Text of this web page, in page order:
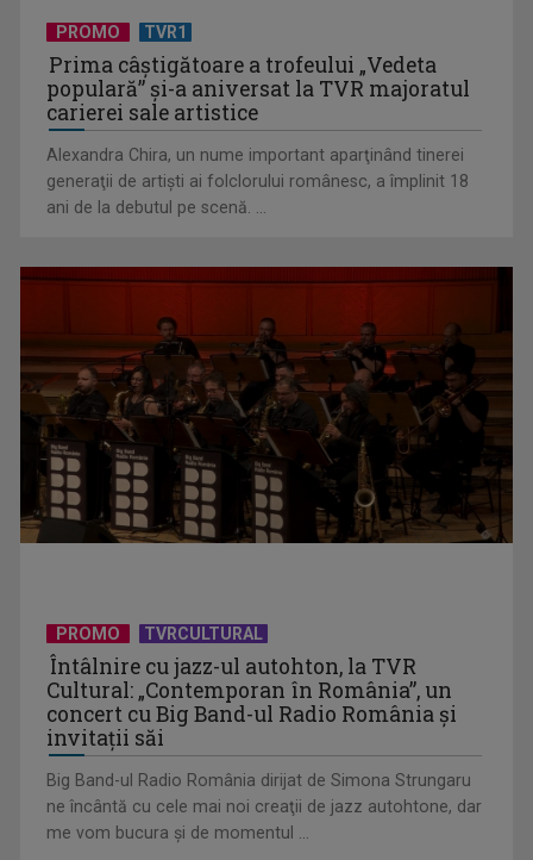
De peste 160 de ani în slujba culturii românești. Povestea
„Societății” din ...
Protest de amploare al fermierilor în Capitală
PROMO TVR1
Prima câştigătoare a trofeului „Vedeta
populară” şi-a aniversat la TVR majoratul
carierei sale artistice
Alexandra Chira, un nume important aparţinând tinerei
generaţii de artişti ai folclorului românesc, a împlinit 18
ani de la debutul pe scenă. ...
PROMO TVRCULTURAL
Întâlnire cu jazz-ul autohton, la TVR
Cultural: „Contemporan în România”, un
concert cu Big Band-ul Radio România şi
invitaţii săi
Big Band-ul Radio România dirijat de Simona Strungaru
ne încântă cu cele mai noi creaţii de jazz autohtone, dar
me vom bucura şi de momentul ...